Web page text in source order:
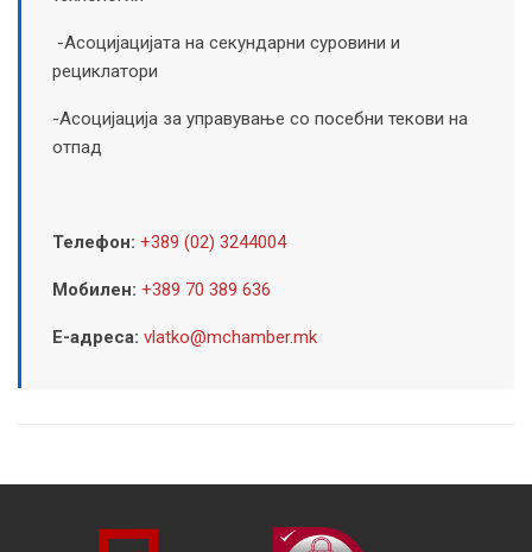
-Асоцијацијата на секундарни суровини и
рециклатори
-Асоцијација за управување со посебни текови на
отпад
Телефон: +389 (02) 3244004
Мобилен: +389 70 389 636
Е-адреса: vlatko@mchamber.mk